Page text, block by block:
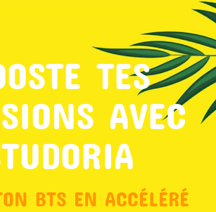
TES
AVEC
BTS EN ACCÉLÉRÉ